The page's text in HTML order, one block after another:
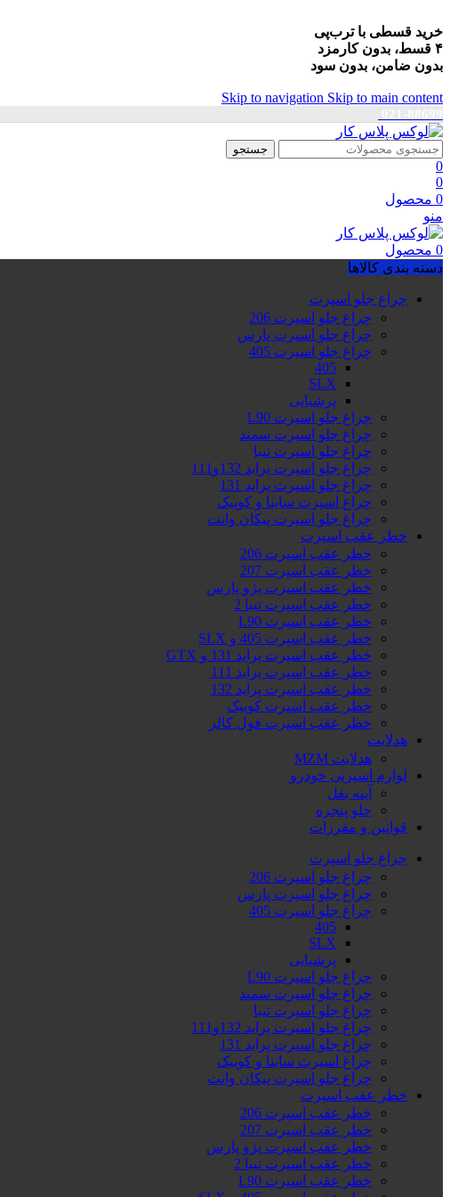
خرید قسطی با ترب‌پی
۴ قسط، بدون کارمزد
بدون ضامن، بدون سود
Skip to navigation Skip to main content
جستجو
0
0
0 محصول
منو
0 محصول
دسته بندی کالاها
چراغ جلو اسپرت
چراغ جلو اسپرت 206
چراغ جلو اسپرت پارس
چراغ جلو اسپرت 405
405
SLX
پرشیایی
چراغ جلو اسپرت L90
چراغ جلو اسپرت سمند
چراغ جلو اسپرت تیبا
چراغ جلو اسپرت پراید 132و111
چراغ جلو اسپرت پراید 131
چراغ اسپرت ساینا و کوییک
چراغ جلو اسپرت پیکان وانت
خطر عقب اسپرت
خطر عقب اسپرت 206
خطر عقب اسپرت 207
خطر عقب اسپرت پژو پارس
خطر عقب اسپرت تیبا 2
خطر عقب اسپرت L90
خطر عقب اسپرت 405 و SLX
خطر عقب اسپرت پراید 131 و GTX
خطر عقب اسپرت پراید 111
خطر عقب اسپرت پراید 132
خطر عقب اسپرت کوییک
خطر عقب اسپرت فول کالر
هدلایت
هدلایت MZM
لوازم اسپرتی خودرو
آینه بغل
جلو پنجره
قوانین و مقررات
چراغ جلو اسپرت
چراغ جلو اسپرت 206
چراغ جلو اسپرت پارس
چراغ جلو اسپرت 405
405
SLX
پرشیایی
چراغ جلو اسپرت L90
چراغ جلو اسپرت سمند
چراغ جلو اسپرت تیبا
چراغ جلو اسپرت پراید 132و111
چراغ جلو اسپرت پراید 131
چراغ اسپرت ساینا و کوییک
چراغ جلو اسپرت پیکان وانت
خطر عقب اسپرت
خطر عقب اسپرت 206
خطر عقب اسپرت 207
خطر عقب اسپرت پژو پارس
خطر عقب اسپرت تیبا 2
خطر عقب اسپرت L90